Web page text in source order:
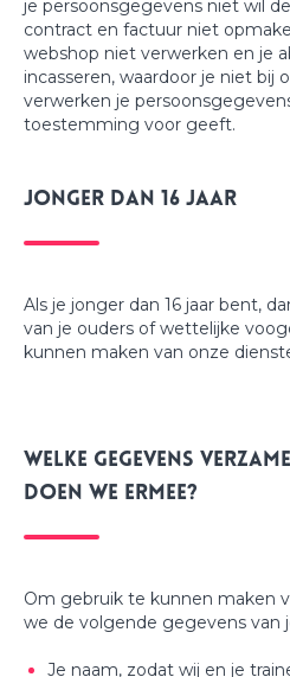
je persoonsgegevens niet wil
contract en factuur niet
webshop niet verwerken en je
incasseren, waardoor je niet bij
verwerken je
toestemming voor geeft.
Jonger dan 16 jaar
Als je jonger dan 16 jaar bent,
van je ouders of wettelijke
kunnen maken van onze
Welke gegevens
doen we ermee?
Om gebruik te kunnen maken
we de volgende gegevens van
Je naam, zodat wij en je